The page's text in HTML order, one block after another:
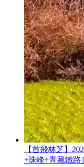
【首飛林芝】
+珠峰+青藏鐵路